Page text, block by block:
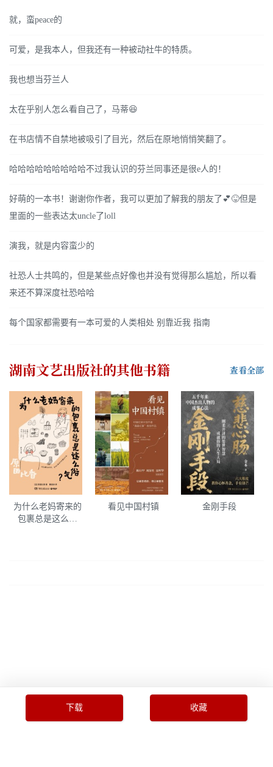
就，蛮peace的
可爱，是我本人，但我还有一种被动社牛的特质。
我也想当芬兰人
太在乎别人怎么看自己了，马蒂😆
在书店情不自禁地被吸引了目光，然后在原地悄悄笑翻了。
哈哈哈哈哈哈哈哈哈不过我认识的芬兰同事还是很e人的！
好萌的一本书！谢谢你作者，我可以更加了解我的朋友了💕😝但是
里面的一些表达太uncle了loll
演我，就是内容蛮少的
社恐人士共鸣的，但是某些点好像也并没有觉得那么尴尬，所以看
来还不算深度社恐哈哈
每个国家都需要有一本可爱的人类相处 别靠近我 指南
湖南文艺出版社的其他书籍 查看全部
为什么老妈寄来的
包裹总是这么俗
看见中国村镇 金刚手段
下载 收藏